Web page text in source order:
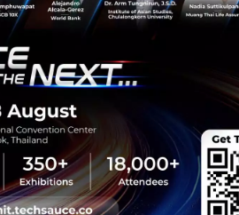
Startup
Technology